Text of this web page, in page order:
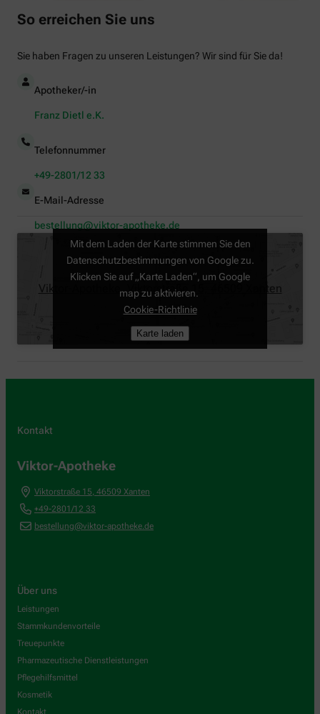
So erreichen Sie uns
Sie haben Fragen zu unseren Leistungen? Wir sind für Sie da!
Apotheker/-in
Franz Dietl e.K.
Telefonnummer
+49-2801/12 33
E-Mail-Adresse
bestellung@viktor-apotheke.de
Viktor-Apotheke, Viktorstraße 15, 46509 Xanten
Mit dem Laden der Karte stimmen Sie den
Datenschutzbestimmungen von Google zu.
Klicken Sie auf „Karte Laden“, um Google
map zu aktivieren.
Cookie-Richtlinie
Karte laden
Kontakt
Viktor-Apotheke
Viktorstraße 15, 46509 Xanten
+49-2801/12 33
bestellung@viktor-apotheke.de
Über uns
Leistungen
Stammkundenvorteile
Treuepunkte
Pharmazeutische Dienstleistungen
Pflegehilfsmittel
Kosmetik
Kontakt